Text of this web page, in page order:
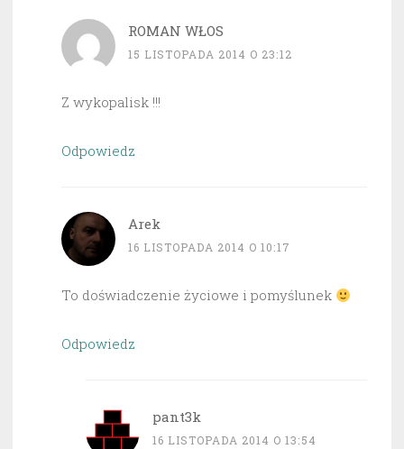
ROMAN WŁOS
15 LISTOPADA 2014 O 23:12
Z wykopalisk !!!
Odpowiedz
Arek
16 LISTOPADA 2014 O 10:17
To doświadczenie życiowe i pomyślunek
Odpowiedz
pant3k
16 LISTOPADA 2014 O 13:54